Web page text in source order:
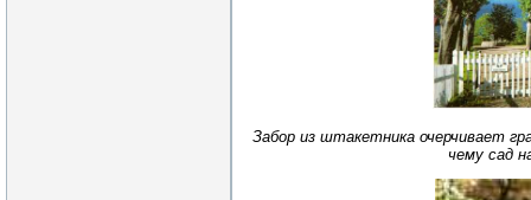
Забор из штакетника очерчивает
чему сад